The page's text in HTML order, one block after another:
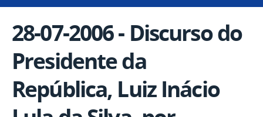
28-07-2006 - Discurso do
Presidente da
República, Luiz Inácio